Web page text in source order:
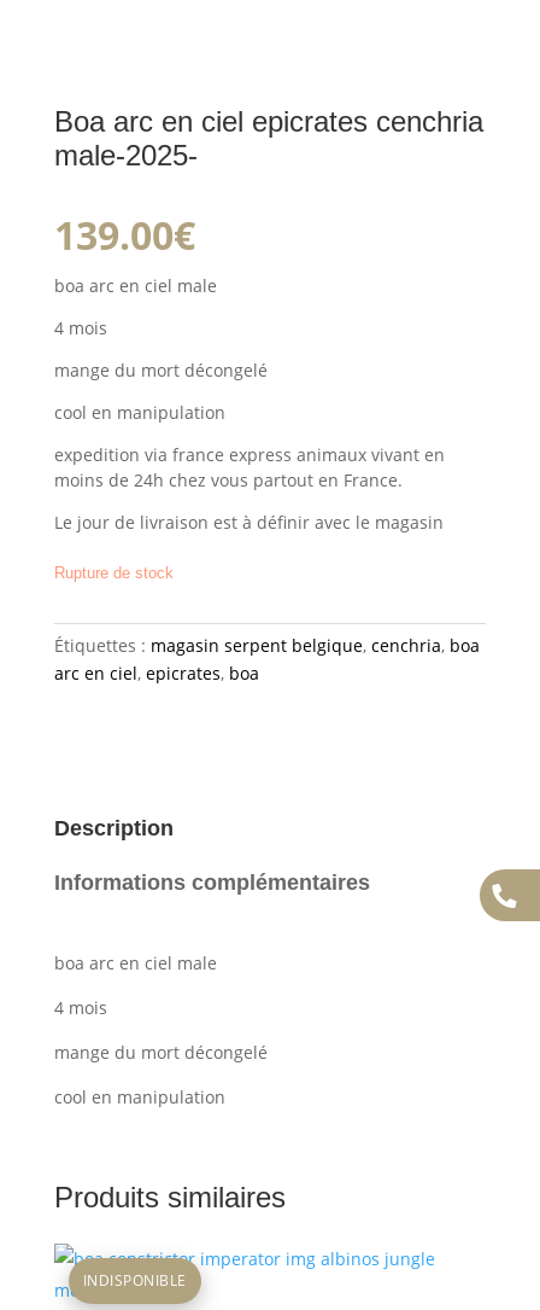
Boa arc en ciel epicrates cenchria
male-2025-
139.00€
boa arc en ciel male
4 mois
mange du mort décongelé
cool en manipulation
expedition via france express animaux vivant en
moins de 24h chez vous partout en France.
Le jour de livraison est à définir avec le magasin
Rupture de stock
Étiquettes : magasin serpent belgique, cenchria, boa
arc en ciel, epicrates, boa
Description
Informations complémentaires
boa arc en ciel male
4 mois
mange du mort décongelé
cool en manipulation
Produits similaires
INDISPONIBLE